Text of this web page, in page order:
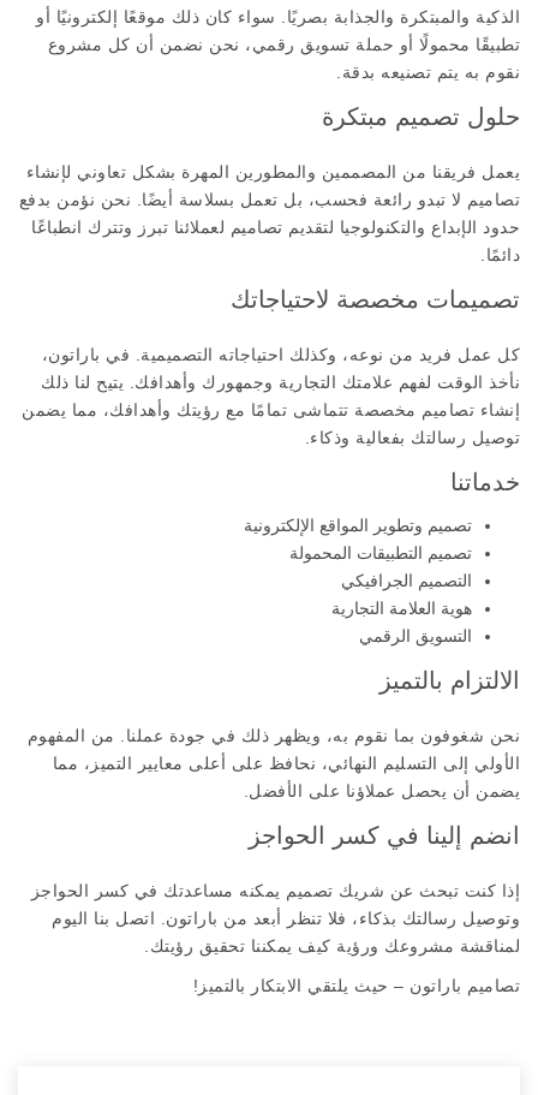
الذكية والمبتكرة والجذابة بصريًا. سواء كان ذلك موقعًا إلكترونيًا أو
تطبيقًا محمولًا أو حملة تسويق رقمي، نحن نضمن أن كل مشروع
نقوم به يتم تصنيعه بدقة.
حلول تصميم مبتكرة
يعمل فريقنا من المصممين والمطورين المهرة بشكل تعاوني لإنشاء
تصاميم لا تبدو رائعة فحسب، بل تعمل بسلاسة أيضًا. نحن نؤمن بدفع
حدود الإبداع والتكنولوجيا لتقديم تصاميم لعملائنا تبرز وتترك انطباعًا
دائمًا.
تصميمات مخصصة لاحتياجاتك
كل عمل فريد من نوعه، وكذلك احتياجاته التصميمية. في باراتون،
نأخذ الوقت لفهم علامتك التجارية وجمهورك وأهدافك. يتيح لنا ذلك
إنشاء تصاميم مخصصة تتماشى تمامًا مع رؤيتك وأهدافك، مما يضمن
توصيل رسالتك بفعالية وذكاء.
خدماتنا
تصميم وتطوير المواقع الإلكترونية
تصميم التطبيقات المحمولة
التصميم الجرافيكي
هوية العلامة التجارية
التسويق الرقمي
الالتزام بالتميز
نحن شغوفون بما نقوم به، ويظهر ذلك في جودة عملنا. من المفهوم
الأولي إلى التسليم النهائي، نحافظ على أعلى معايير التميز، مما
يضمن أن يحصل عملاؤنا على الأفضل.
انضم إلينا في كسر الحواجز
إذا كنت تبحث عن شريك تصميم يمكنه مساعدتك في كسر الحواجز
وتوصيل رسالتك بذكاء، فلا تنظر أبعد من باراتون. اتصل بنا اليوم
لمناقشة مشروعك ورؤية كيف يمكننا تحقيق رؤيتك.
تصاميم باراتون – حيث يلتقي الابتكار بالتميز!